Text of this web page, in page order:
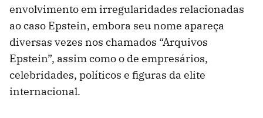
envolvimento em irregularidades relacionadas
ao caso Epstein, embora seu nome apareça
diversas vezes nos chamados “Arquivos
Epstein”, assim como o de empresários,
celebridades, políticos e figuras da elite
internacional.